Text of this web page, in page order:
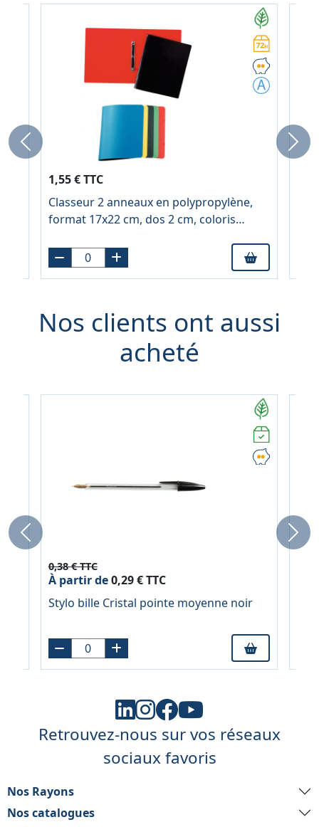
1,55 € TTC
Classeur 2 anneaux en polypropylène,
format 17x22 cm, dos 2 cm, coloris
Previous Next
Nos clients ont aussi
acheté
0,38 € TTC
À partir de0,29 € TTC
Stylo bille Cristal pointe moyenne noir
Previous Next
Retrouvez-nous sur vos réseaux
sociaux favoris
Nos Rayons
Nos catalogues